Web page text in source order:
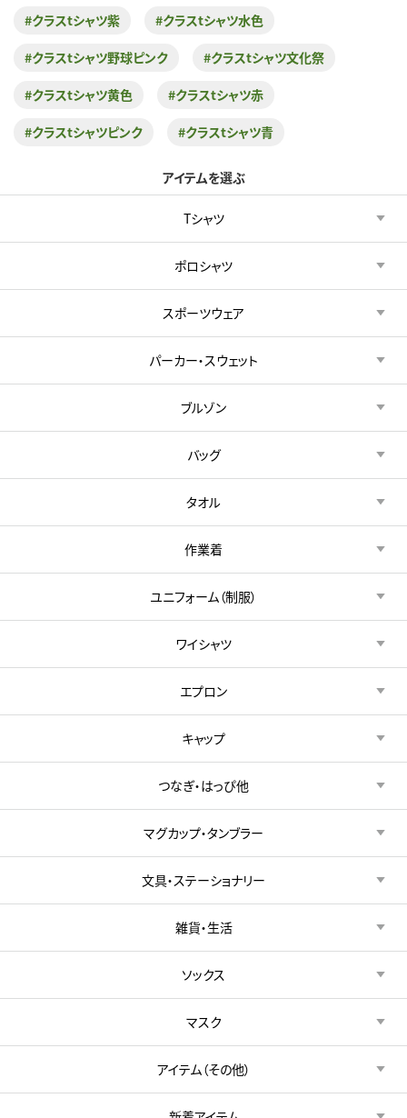
#クラスtシャツ紫 #クラスtシャツ水色
#クラスtシャツ野球ピンク #クラスtシャツ文化祭
#クラスtシャツ黄色 #クラスtシャツ赤
#クラスtシャツピンク #クラスtシャツ青
アイテムを選ぶ
Tシャツ
ポロシャツ
スポーツウェア
パーカー・スウェット
ブルゾン
バッグ
タオル
作業着
ユニフォーム（制服）
ワイシャツ
エプロン
キャップ
つなぎ・はっぴ他
マグカップ・タンブラー
文具・ステーショナリー
雑貨・生活
ソックス
マスク
アイテム（その他）